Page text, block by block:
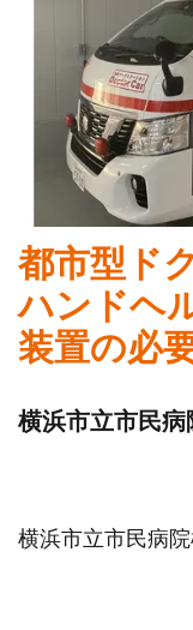
都市型ド
ハンドヘ
装置の必
横浜市立市民病
横浜市立市民病